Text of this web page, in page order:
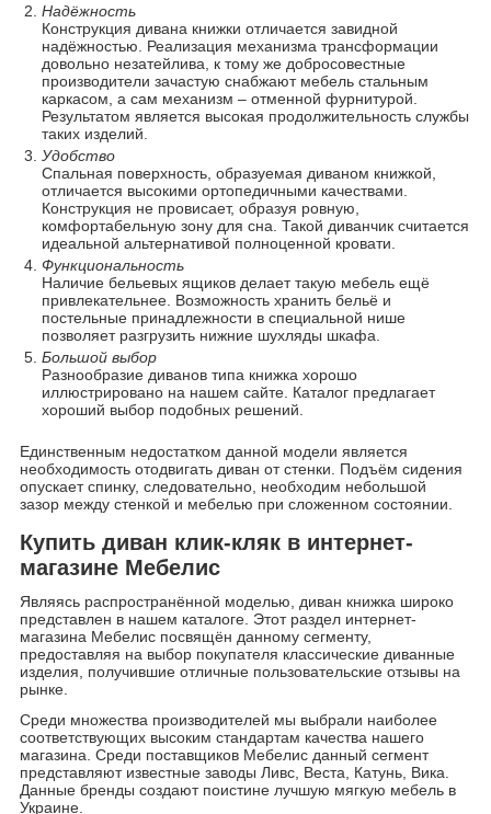
Надёжность
Конструкция дивана книжки отличается завидной
надёжностью. Реализация механизма трансформации
довольно незатейлива, к тому же добросовестные
производители зачастую снабжают мебель стальным
каркасом, а сам механизм – отменной фурнитурой.
Результатом является высокая продолжительность службы
таких изделий.
Удобство
Спальная поверхность, образуемая диваном книжкой,
отличается высокими ортопедичными качествами.
Конструкция не провисает, образуя ровную,
комфортабельную зону для сна. Такой диванчик считается
идеальной альтернативой полноценной кровати.
Функциональность
Наличие бельевых ящиков делает такую мебель ещё
привлекательнее. Возможность хранить бельё и
постельные принадлежности в специальной нише
позволяет разгрузить нижние шухляды шкафа.
Большой выбор
Разнообразие диванов типа книжка хорошо
иллюстрировано на нашем сайте. Каталог предлагает
хороший выбор подобных решений.
Единственным недостатком данной модели является
необходимость отодвигать диван от стенки. Подъём сидения
опускает спинку, следовательно, необходим небольшой
зазор между стенкой и мебелью при сложенном состоянии.
Купить диван клик-кляк в интернет-
магазине Мебелис
Являясь распространённой моделью, диван книжка широко
представлен в нашем каталоге. Этот раздел интернет-
магазина Мебелис посвящён данному сегменту,
предоставляя на выбор покупателя классические диванные
изделия, получившие отличные пользовательские отзывы на
рынке.
Среди множества производителей мы выбрали наиболее
соответствующих высоким стандартам качества нашего
магазина. Среди поставщиков Мебелис данный сегмент
представляют известные заводы Ливс, Веста, Катунь, Вика.
Данные бренды создают поистине лучшую мягкую мебель в
Украине.